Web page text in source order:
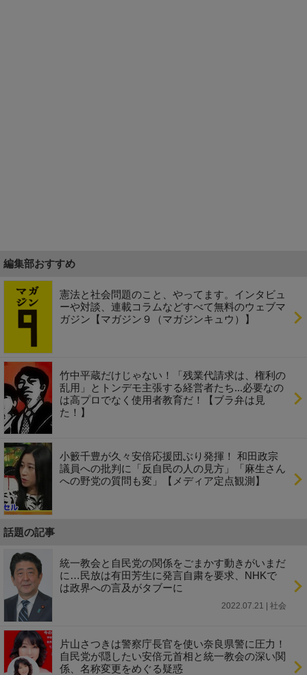
編集部おすすめ
憲法と社会問題のこと、やってます。インタビュ
ーや対談、連載コラムなどすべて無料のウェブマ
ガジン【マガジン９（マガジンキュウ）】
竹中平蔵だけじゃない！「残業代請求は、権利の
乱用」とトンデモ主張する経営者たち...必要なの
は高プロでなく使用者教育だ！【ブラ弁は見
た！】
小籔千豊が久々安倍応援団ぶり発揮！ 和田政宗
議員への批判に「反自民の人の見方」「麻生さん
への野党の質問も変」【メディア定点観測】
話題の記事
統一教会と自民党の関係をごまかす動きがいまだ
に…民放は有田芳生に発言自粛を要求、NHKで
は政界への言及がタブーに
2022.07.21 | 社会
片山さつきは警察庁長官を使い奈良県警に圧力！
自民党が隠したい安倍元首相と統一教会の深い関
係、名称変更をめぐる疑惑